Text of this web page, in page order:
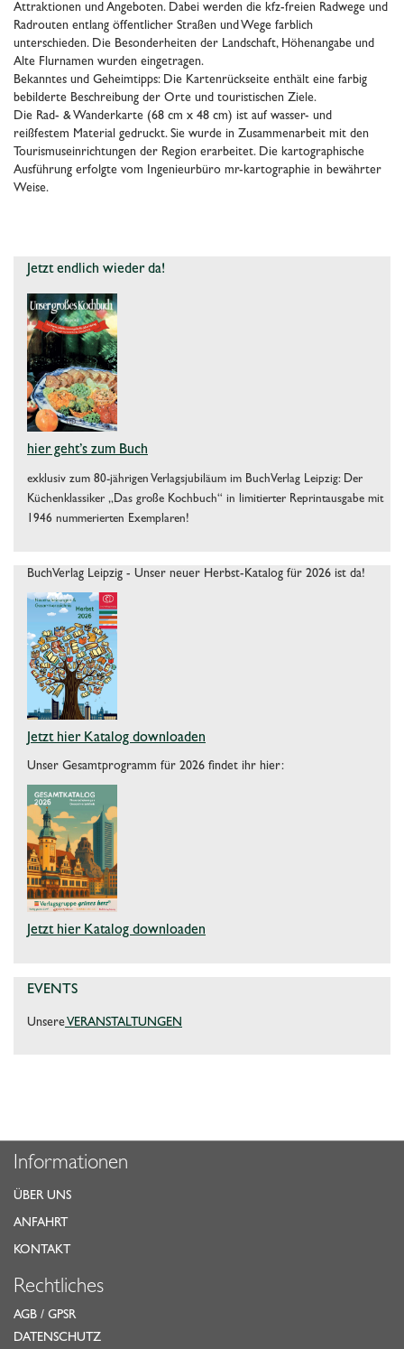
Attraktionen und Angeboten. Dabei werden die kfz-freien Radwege und
Radrouten entlang öffentlicher Straßen und Wege farblich
unterschieden. Die Besonderheiten der Landschaft, Höhenangabe und
Alte Flurnamen wurden eingetragen.
Bekanntes und Geheimtipps: Die Kartenrückseite enthält eine farbig
bebilderte Beschreibung der Orte und touristischen Ziele.
Die Rad- & Wanderkarte (68 cm x 48 cm) ist auf wasser- und
reißfestem Material gedruckt. Sie wurde in Zusammenarbeit mit den
Tourismuseinrichtungen der Region erarbeitet. Die kartographische
Ausführung erfolgte vom Ingenieurbüro mr-kartographie in bewährter
Weise.
Jetzt endlich wieder da!
hier geht’s zum Buch
exklusiv zum 80-jährigen Verlagsjubiläum im BuchVerlag Leipzig: Der
Küchenklassiker „Das große Kochbuch“ in limitierter Reprintausgabe mit
1946 nummerierten Exemplaren!
BuchVerlag Leipzig - Unser neuer Herbst-Katalog für 2026 ist da!
Jetzt hier Katalog downloaden
Unser Gesamtprogramm für 2026 findet ihr hier:
Jetzt hier Katalog downloaden
EVENTS
UnsereVERANSTALTUNGEN
Informationen
ÜBER UNS
ANFAHRT
KONTAKT
Rechtliches
AGB / GPSR
DATENSCHUTZ